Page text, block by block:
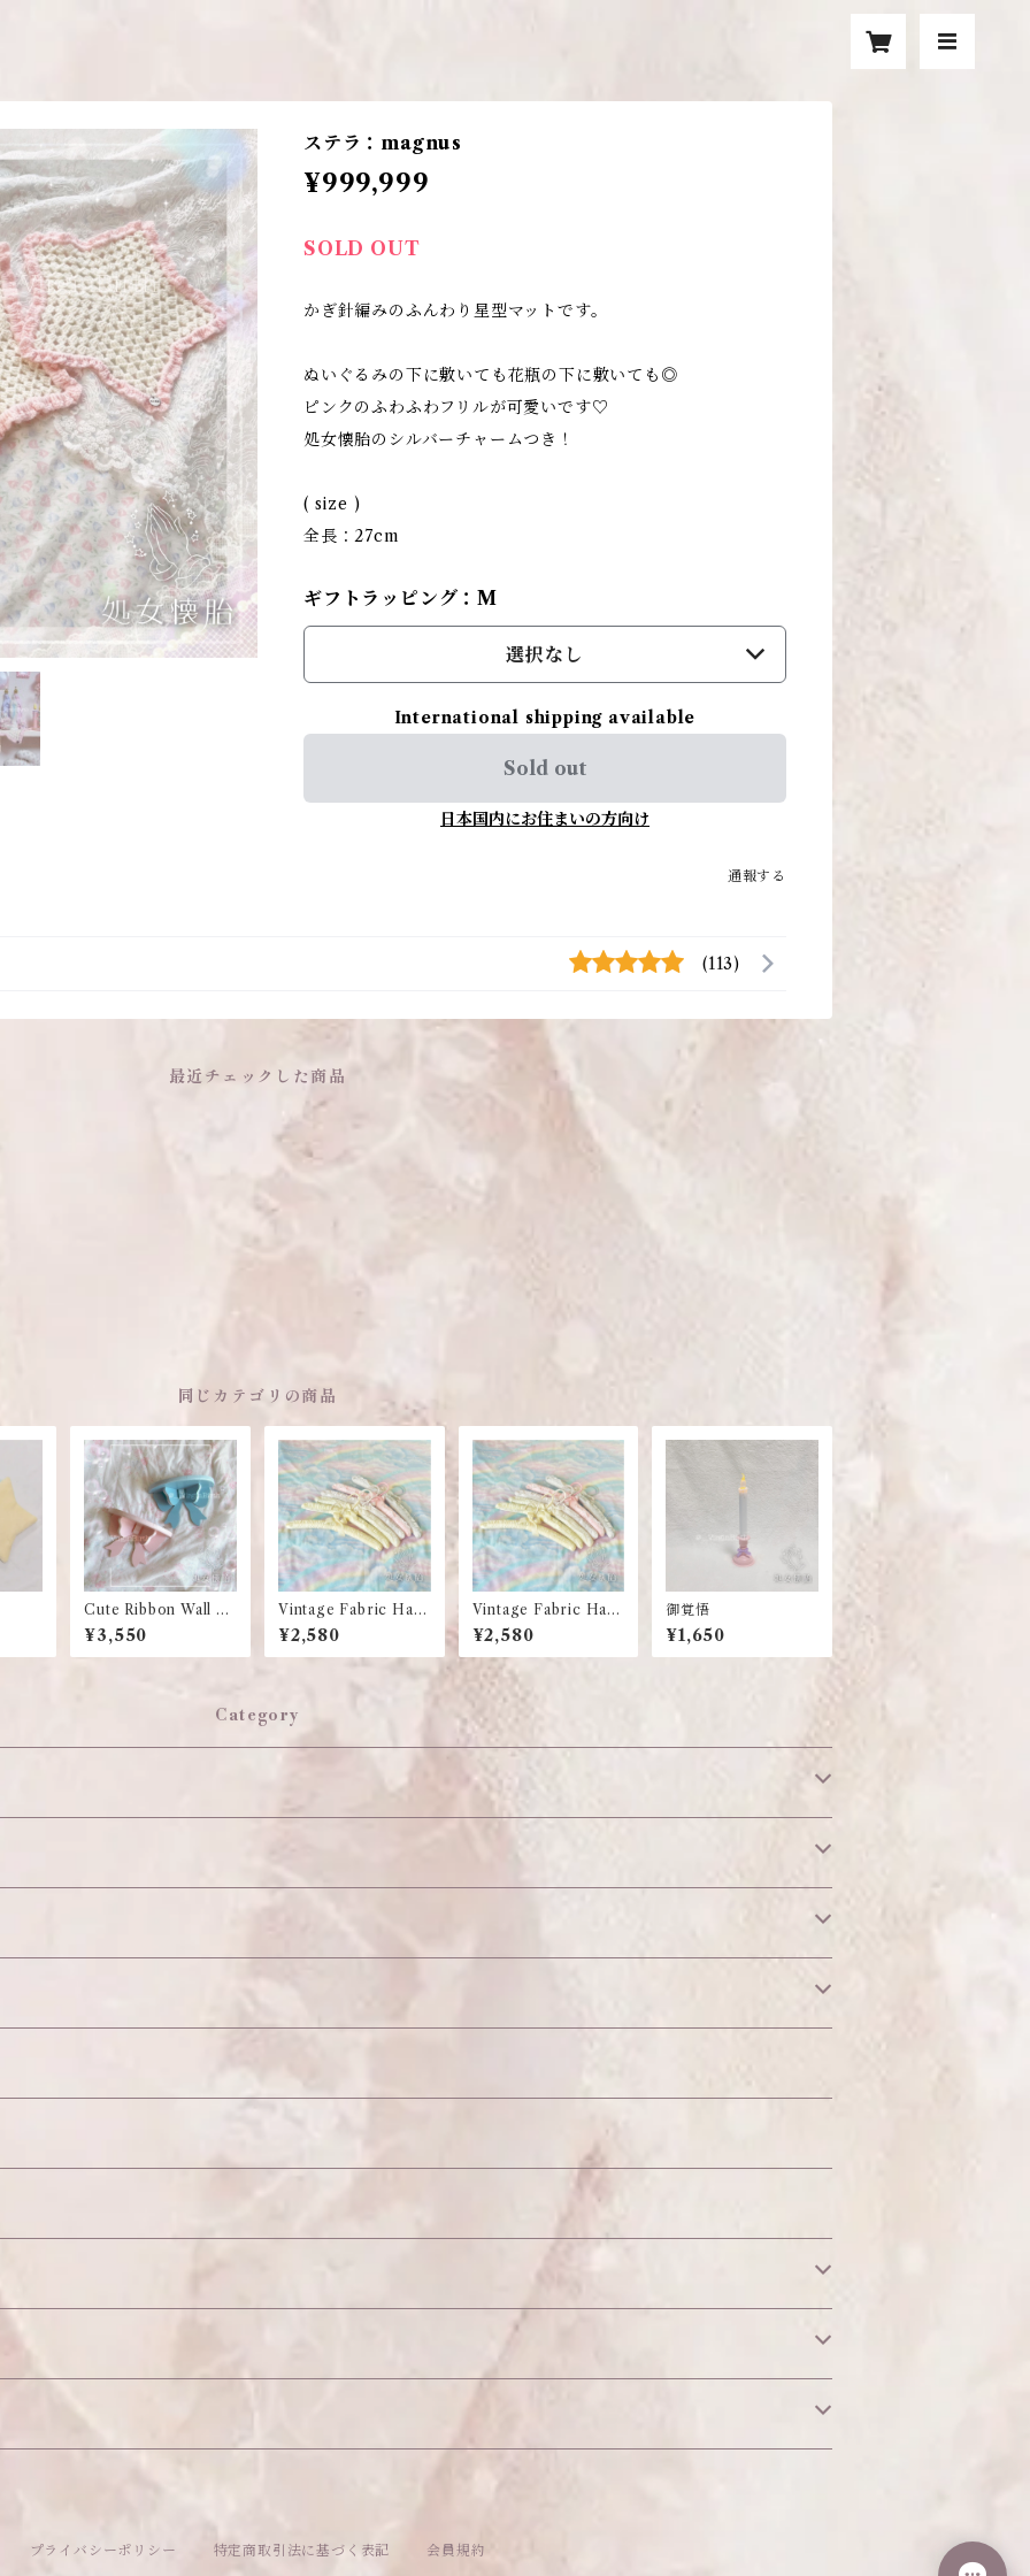
ステラ：magnus
¥999,999
SOLD OUT
かぎ針編みのふんわり星型マットです。
ぬいぐるみの下に敷いても花瓶の下に敷いても◎
ピンクのふわふわフリルが可愛いです♡
処女懐胎のシルバーチャームつき！
( size )
全長：27cm
ギフトラッピング：M
選択なし
International shipping available
Sold out
日本国内にお住まいの方向け
通報する
(113)
最近チェックした商品
同じカテゴリの商品
Cute Ribbon Wall Sh
elf
¥3,550
Vintage Fabric Han
gers
¥2,580
Vintage Fabric Han
gers
¥2,580
御覚悟
¥1,650
Category
プライバシーポリシー 特定商取引法に基づく表記 会員規約